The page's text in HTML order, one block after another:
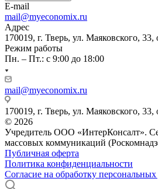
E-mail
mail@myeconomix.ru
Адрес
170019, г. Тверь, ул. Маяковского, 33,
Режим работы
Пн. – Пт.: с 9:00 до 18:00
mail@myeconomix.ru
170019, г. Тверь, ул. Маяковского, 33,
© 2026
Учредитель ООО «ИнтерКонсалт».
массовых коммуникаций
Публичная оферта
Политика конфиденциальности
Согласие на обработку